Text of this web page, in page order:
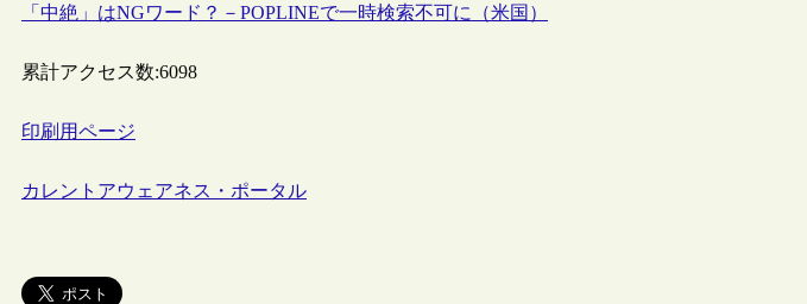
「中絶」はNGワード？－POPLINEで一時検索不可に（米国）
累計アクセス数:6098
印刷用ページ
カレントアウェアネス・ポータル